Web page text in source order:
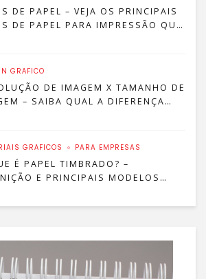
DE PAPEL – VEJA OS PRINCIPAIS
DE PAPEL PARA IMPRESSÃO QUE
GRÁFICO
DE IMAGEM X TAMANHO DE
– SAIBA QUAL A DIFERENÇA
GRÁFICOS PARA EMPRESAS
É PAPEL TIMBRADO? –
E PRINCIPAIS MODELOS